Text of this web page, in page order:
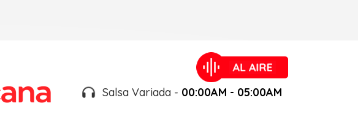
Salsa Variada - 00:00AM - 05:00AM